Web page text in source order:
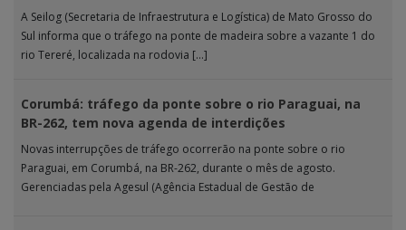
A Seilog (Secretaria de Infraestrutura e Logística) de Mato Grosso do
Sul informa que o tráfego na ponte de madeira sobre a vazante 1 do
rio Tereré, localizada na rodovia […]
Corumbá: tráfego da ponte sobre o rio Paraguai, na
BR-262, tem nova agenda de interdições
Novas interrupções de tráfego ocorrerão na ponte sobre o rio
Paraguai, em Corumbá, na BR-262, durante o mês de agosto.
Gerenciadas pela Agesul (Agência Estadual de Gestão de